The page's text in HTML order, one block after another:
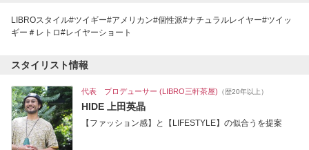
LIBROスタイル#ツイギー#アメリカン#個性派#ナチュラルレイヤー#ツイッ
ギー＃レトロ#レイヤーショート
スタイリスト情報
代表 プロデューサー (LIBRO三軒茶屋) （歴20年以上）
HIDE 上田英晶
【ファッション感】と【LIFESTYLE】の似合うを提案